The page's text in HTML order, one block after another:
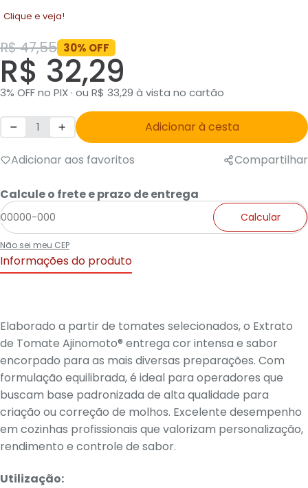
Clique e veja!
R$ 47,55 30% OFF
R$ 32,29
3% OFF no PIX · ou R$ 33,29 à vista no cartão
Adicionar à cesta
Adicionar aos favoritos Compartilhar
Calcule o frete e prazo de entrega
Calcular
Não sei meu CEP
Informações do produto
Elaborado a partir de tomates selecionados, o Extrato
de Tomate Ajinomoto® entrega cor intensa e sabor
encorpado para as mais diversas preparações. Com
formulação equilibrada, é ideal para operadores que
buscam base padronizada de alta qualidade para
criação ou correção de molhos. Excelente desempenho
em cozinhas profissionais que valorizam personalização,
rendimento e controle de sabor.
Utilização: